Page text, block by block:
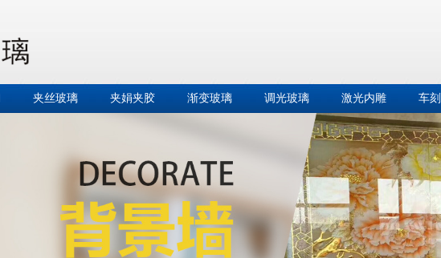
夹丝玻璃 夹娟夹胶 渐变玻璃 调光玻璃 激光内雕 车